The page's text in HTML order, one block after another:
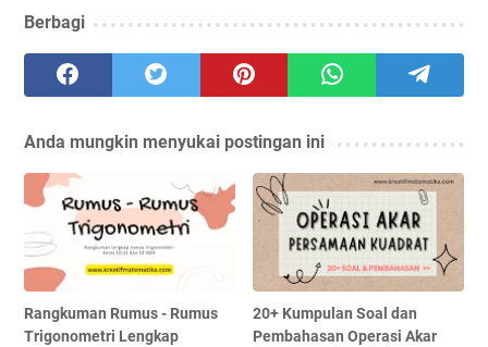
Berbagi
Anda mungkin menyukai postingan ini
Rangkuman Rumus - Rumus
Trigonometri Lengkap
20+ Kumpulan Soal dan
Pembahasan Operasi Akar